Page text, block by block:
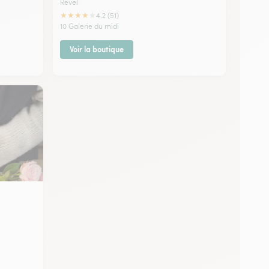
Revel
★★★★
4.2 (51)
10 Galerie du midi
Voir la boutique